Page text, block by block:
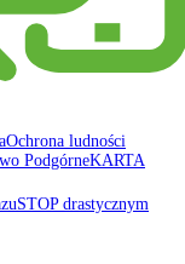
Ochrona ludności
KARTA
STOP drastycznym